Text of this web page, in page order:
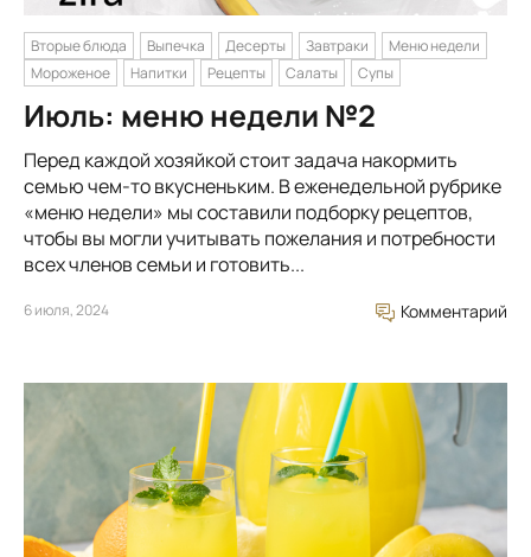
Вторые блюда Выпечка Десерты Завтраки
Меню недели
Мороженое
Напитки Рецепты Салаты Супы
Июль: меню недели №2
Перед каждой хозяйкой стоит задача накормить
семью чем-то вкусненьким. В еженедельной рубрике
«меню недели» мы составили подборку рецептов,
чтобы вы могли учитывать пожелания и потребности
всех членов семьи и готовить...
6 июля, 2024 Комментарий